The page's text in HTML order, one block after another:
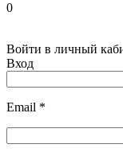
0
Войти в личный
Вход
Email *